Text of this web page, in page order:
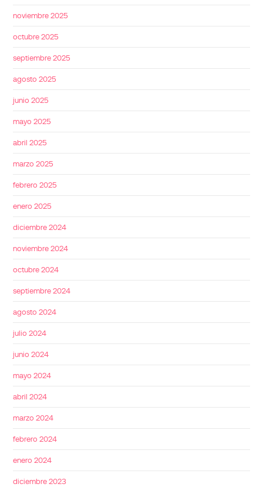
noviembre 2025
octubre 2025
septiembre 2025
agosto 2025
junio 2025
mayo 2025
abril 2025
marzo 2025
febrero 2025
enero 2025
diciembre 2024
noviembre 2024
octubre 2024
septiembre 2024
agosto 2024
julio 2024
junio 2024
mayo 2024
abril 2024
marzo 2024
febrero 2024
enero 2024
diciembre 2023